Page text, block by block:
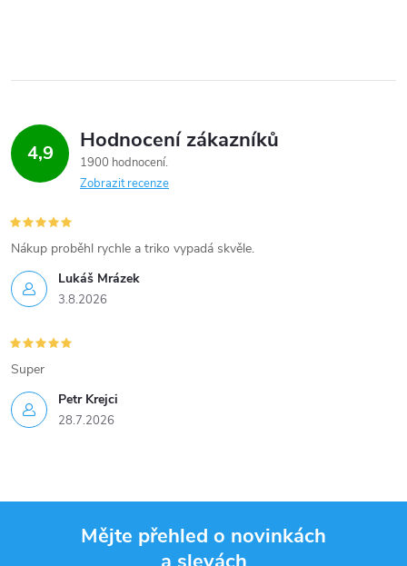
r
v
k
v
ý
p
i
s
u
4,9 Hodnocení zákazníků
1900 hodnocení
Zobrazit recenze
Lukáš Mrázek
3.8.2026
Nákup proběhl rychle a triko vypadá skvěle.
Petr Krejci
28.7.2026
Super
Mějte přehled o novinkách